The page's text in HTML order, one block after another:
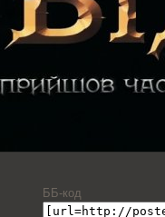
ББ-код